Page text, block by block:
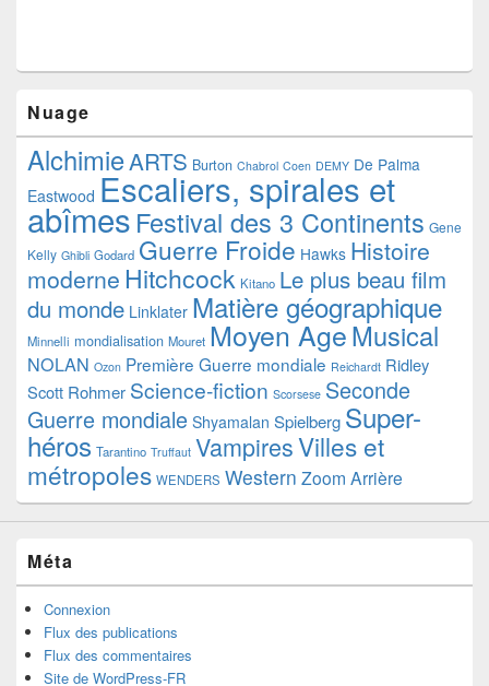
Nuage
AlchimieARTS Burton Chabrol Coen DEMY De Palma
Eastwood Escaliers, spirales et
abîmesFestival des 3 Continents Gene
Kelly Ghibli Godard Guerre Froide Hawks Histoire
moderne Hitchcock Kitano Le plus beau film
du monde Linklater Matière géographique
Minnelli mondialisation Mouret Moyen AgeMusical
NOLAN Ozon Première Guerre mondiale Reichardt Ridley
Scott Rohmer Science-fiction Scorsese Seconde
Guerre mondiale Shyamalan Spielberg Super-
héros Tarantino Truffaut VampiresVilles et
métropoles WENDERS Western Zoom Arrière
Méta
Connexion
Flux des publications
Flux des commentaires
Site de WordPress-FR